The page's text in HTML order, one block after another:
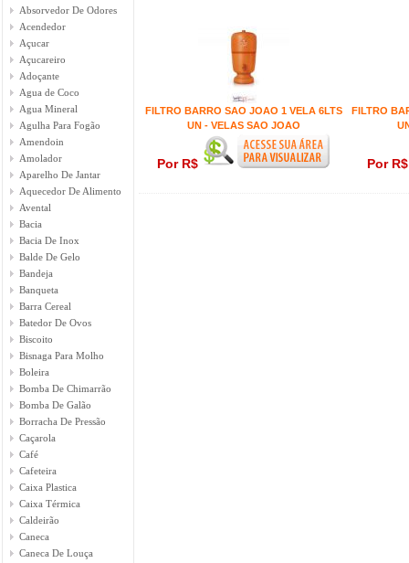
Absorvedor De Odores
Acendedor
Açucar
Açucareiro
Adoçante
Agua de Coco
Agua Mineral
Agulha Para Fogão
Amendoin
Amolador
Aparelho De Jantar
Aquecedor De Alimento
Avental
Bacia
Bacia De Inox
Balde De Gelo
Bandeja
Banqueta
Barra Cereal
Batedor De Ovos
Biscoito
Bisnaga Para Molho
Boleira
Bomba De Chimarrão
Bomba De Galão
Borracha De Pressão
Caçarola
Café
Cafeteira
Caixa Plastica
Caixa Térmica
Caldeirão
Caneca
Caneca De Louça
FILTRO BARRO SAO JOAO 1 VELA 6LTS
UN - VELAS SAO JOAO
Por R$
FILTRO
Por